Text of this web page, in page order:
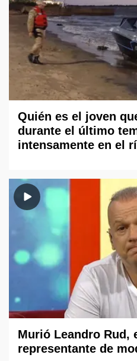
Quién es el joven
durante el último
intensamente en el
Murió Leandro Rud,
representante de